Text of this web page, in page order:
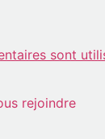
sont
rejoindre